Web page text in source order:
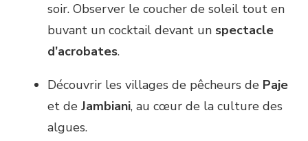
soir. Observer le coucher de soleil tout en
buvant un cocktail devant un spectacle
d’acrobates.
Découvrir les villages de pêcheurs de Paje
et de Jambiani, au cœur de la culture des
algues.